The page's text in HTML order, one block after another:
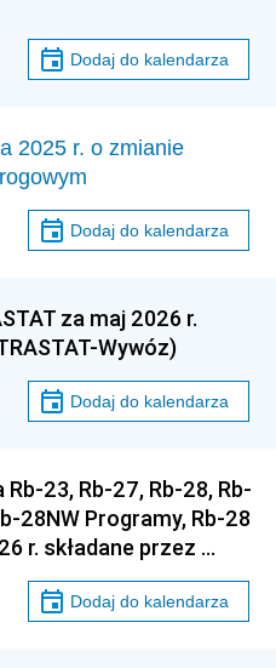
Dodaj do kalendarza
2025 r. o zmianie
Dodaj do kalendarza
za maj 2026 r.
Wywóz)
Dodaj do kalendarza
23, Rb-27, Rb-28, Rb-
28NW Programy, Rb-28
r. składane przez …
Dodaj do kalendarza